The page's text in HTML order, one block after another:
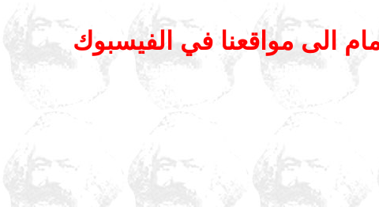
الى مواقعنا في الفيسبوك